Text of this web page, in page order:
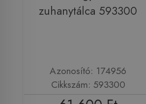
zuhanytálca 593300
Azonosító: 174956
Cikkszám: 593300